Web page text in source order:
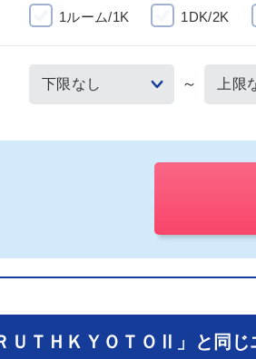
1ルーム/1K 1DK/2K
～
ＵＴＨＫＹＯＴＯⅡ」と同